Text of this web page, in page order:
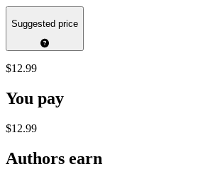
Suggested price
$12.99
You pay
$12.99
Authors earn